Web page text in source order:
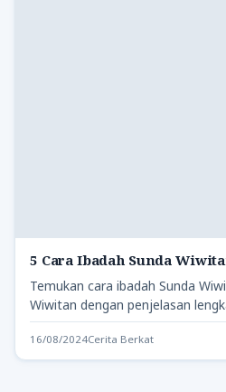
5 Cara Ibadah Sunda
Temukan cara ibadah Sunda
Wiwitan dengan penjelasan
16/08/2024Cerita Berkat